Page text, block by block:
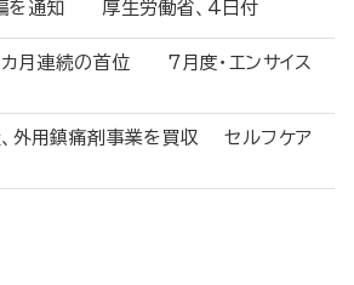
を通知 厚生労働省、4日付
カ月連続の首位 7月度・エンサイス
、外用鎮痛剤事業を買収 セルフケア